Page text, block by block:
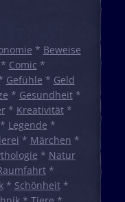
* Beweise
* Comic *
Gefühle * Geld
* Gesundheit*
* Kreativität*
* Legende *
* Märchen *
* Natur
*
* Schönheit*